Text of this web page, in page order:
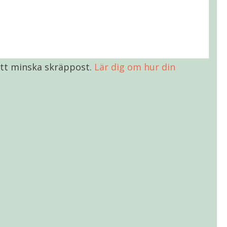
minska skräppost. Lär dig om hur din